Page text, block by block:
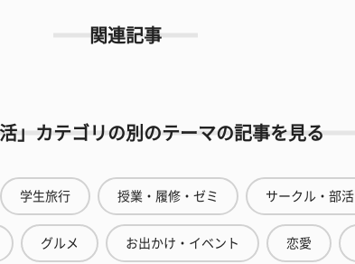
関連記事
活」カテゴリの別のテーマの記事を見る
学生旅行 授業・履修・ゼミ サークル・部活
グルメ お出かけ・イベント 恋愛